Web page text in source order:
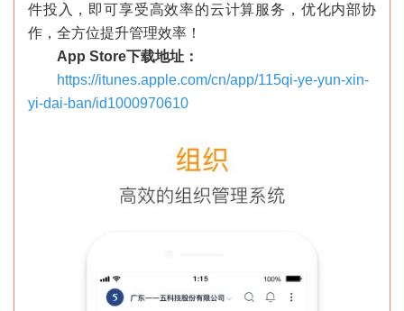
件投入，即可享受高效率的云计算服务，优化内部协
作，全方位提升管理效率！
App Store下载地址：
https://itunes.apple.com/cn/app/115qi-ye-yun-xin-
yi-dai-ban/id1000970610